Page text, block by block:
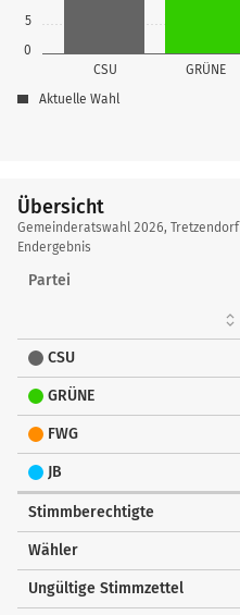
0
5
CSU GRÜNE
Aktuelle Wahl
Übersicht
Übersicht
Gemeinderatswahl 2026, Tretzendorf
Endergebnis
Partei
CSU
GRÜNE
FWG
JB
Stimmberechtigte
Wähler
Ungültige Stimmzettel